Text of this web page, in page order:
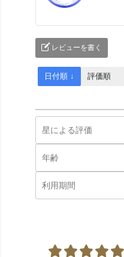
レビューを書く
日付順 ↓ 評価順